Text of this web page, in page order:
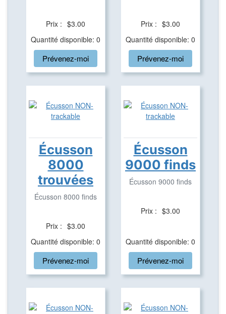
Prix : $3.00
Quantité disponible: 0
Prévenez-moi
Prix : $3.00
Quantité disponible: 0
Prévenez-moi
Écusson
8000
trouvées
Écusson 8000 finds
Prix : $3.00
Quantité disponible: 0
Prévenez-moi
Écusson
9000 finds
Écusson 9000 finds
Prix : $3.00
Quantité disponible: 0
Prévenez-moi